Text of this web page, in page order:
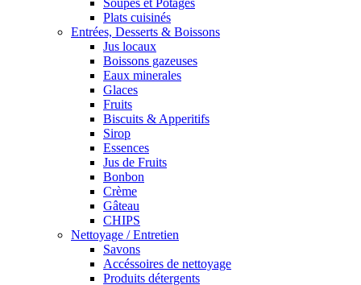
Plats cuisinés
Entrées, Desserts & Boissons
Jus locaux
Boissons gazeuses
Eaux minerales
Glaces
Fruits
Biscuits & Apperitifs
Sirop
Essences
Jus de Fruits
Bonbon
Crème
Gâteau
CHIPS
Nettoyage / Entretien
Savons
Accéssoires de nettoyage
Produits détergents